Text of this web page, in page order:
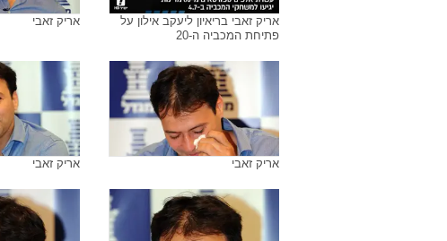
תמונות של אריק זאבי
ארכיון התמונות שלאריק זאבי
אריק זאבי בריאיון ליעקב אילון על
פתיחת המכביה ה-20
אריק זאבי